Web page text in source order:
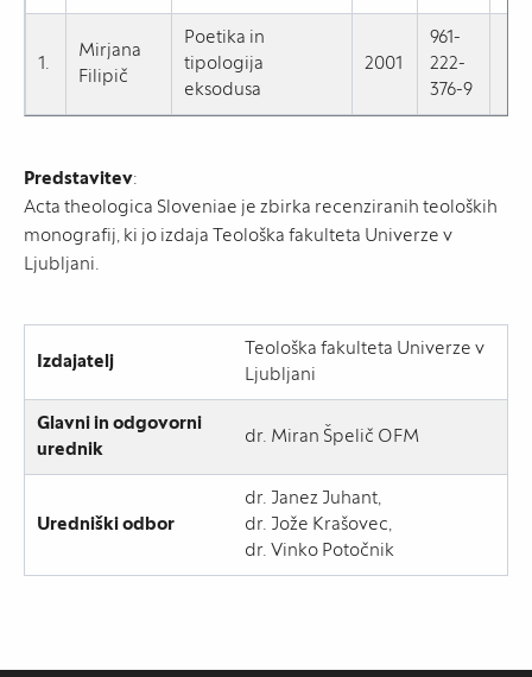
1.
Mirjana
Filipič
Poetika in
tipologija
eksodusa
2001
961-
222-
376-9
Predstavitev:
Acta theologica Sloveniae je zbirka recenziranih teoloških
monografij, ki jo izdaja Teološka fakulteta Univerze v
Ljubljani.
Izdajatelj
Teološka fakulteta Univerze v
Ljubljani
Glavni in odgovorni
urednik
dr. Miran Špelič OFM
Uredniški odbor
dr. Janez Juhant,
dr. Jože Krašovec,
dr. Vinko Potočnik